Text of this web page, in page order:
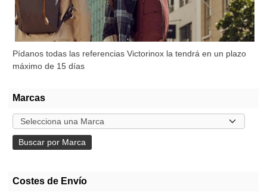
Pídanos todas las referencias Victorinox la tendrá en un plazo
máximo de 15 días
Marcas
Costes de Envío